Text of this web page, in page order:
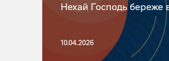
Нехай Господь береже
10.04.2026